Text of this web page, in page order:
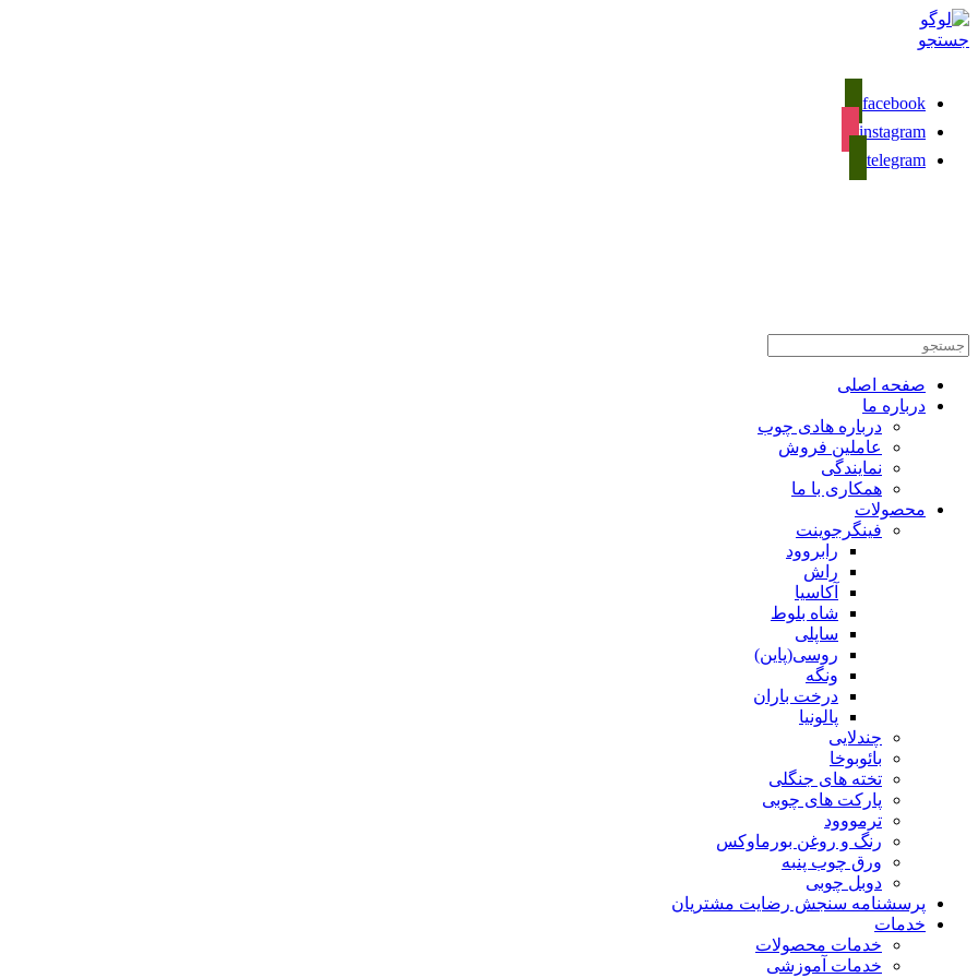
جستجو
facebook
instagram
telegram
صفحه اصلی
درباره ما
درباره هادی چوب
عاملین فروش
نمایندگی
همکاری با ما
محصولات
فینگرجوینت
رابروود
راش
آکاسیا
شاه بلوط
ساپلی
روسی(پاین)
ونگه
درخت باران
پالونیا
چندلایی
بائوبوخا
تخته های جنگلی
پارکت های چوبی
ترمووود
رنگ و روغن بورماوکس
ورق چوب پنبه
دوبل چوبی
پرسشنامه سنجش رضایت مشتریان
خدمات
خدمات محصولات
خدمات آموزشی